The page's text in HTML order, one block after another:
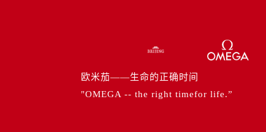
山西省晋中市榆次区顺城街欧米茄
欧米茄——生命的正确时间
"OMEGA -- the right timefor life.”